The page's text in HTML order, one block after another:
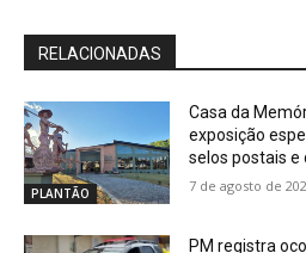
RELACIONADAS
PLANTÃO
Casa da
exposição
selos postais e
7 de agosto de
PM registra